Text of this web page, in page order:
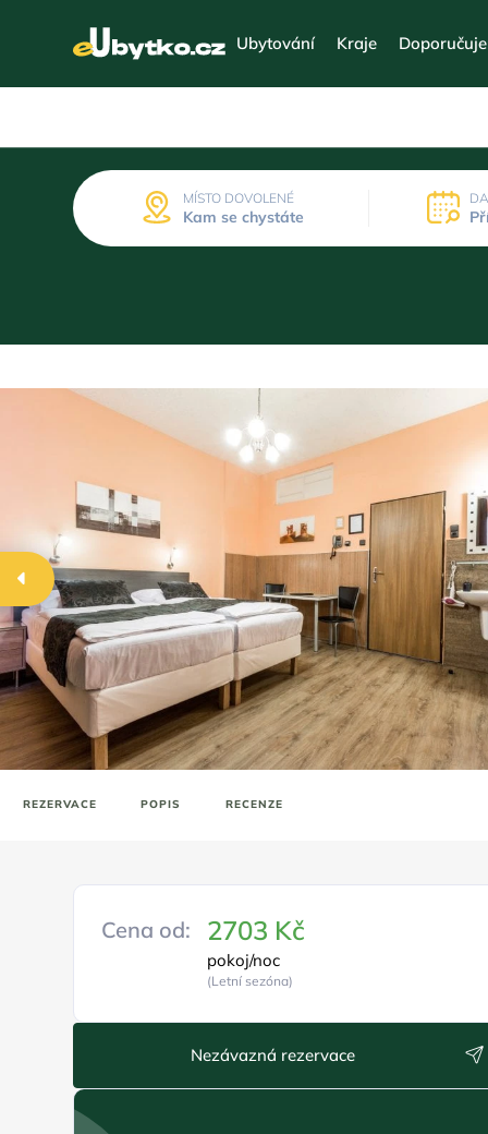
Ubytování Kraje
MÍSTO DOVOLENÉ
Kam se chystáte
REZERVACE POPIS RECENZE
Cena od: 2703 Kč
pokoj/noc
(Letní sezóna)
Nezávazná rezervace